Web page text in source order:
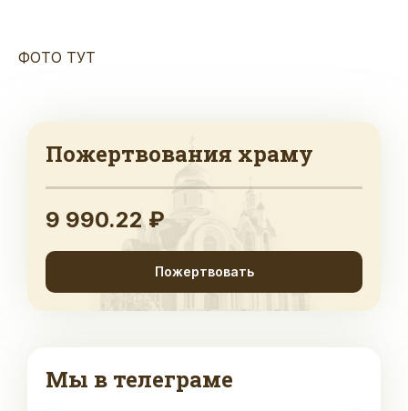
ФОТО ТУТ
Пожертвования храму
9 990.22 ₽
Пожертвовать
Мы в телеграме